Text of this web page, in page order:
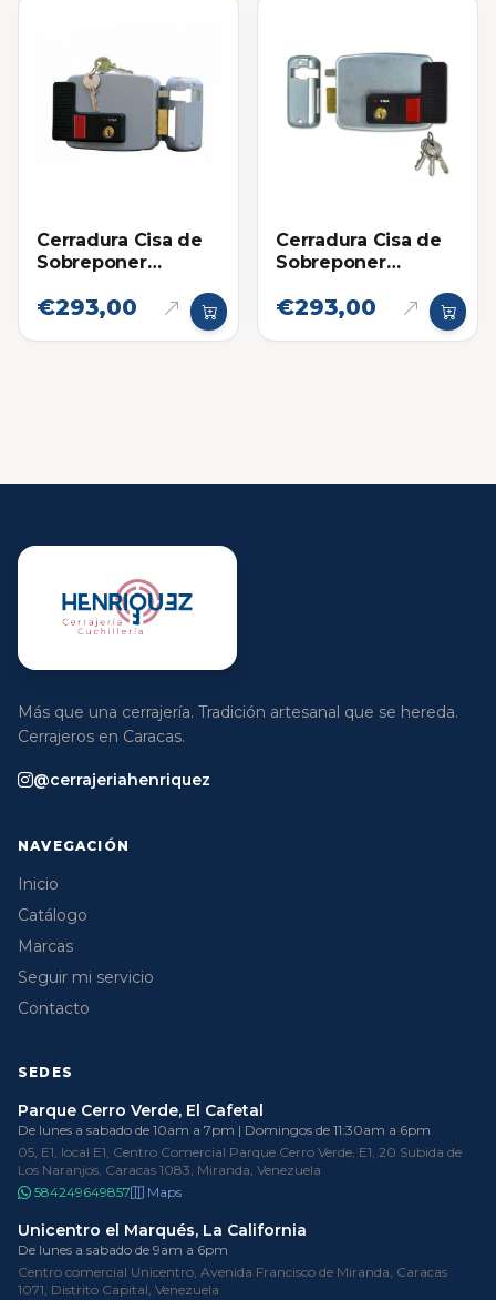
Cerradura Cisa de
Sobreponer
€293,00
Cerradura Cisa de
Sobreponer
€293,00
Más que una cerrajería. Tradición artesanal que se hereda.
Cerrajeros en Caracas.
@cerrajeriahenriquez
NAVEGACIÓN
Inicio
Catálogo
Marcas
Seguir mi servicio
Contacto
SEDES
Parque Cerro Verde, El Cafetal
De lunes a sabado de 10am a 7pm | Domingos de 11:30am a 6pm
05, E1, local E1, Centro Comercial Parque Cerro Verde, E1, 20 Subida de
Los Naranjos, Caracas 1083, Miranda, Venezuela
584249649857
Maps
Unicentro el Marqués, La California
De lunes a sabado de 9am a 6pm
Centro comercial Unicentro, Avenida Francisco de Miranda, Caracas
1071, Distrito Capital, Venezuela